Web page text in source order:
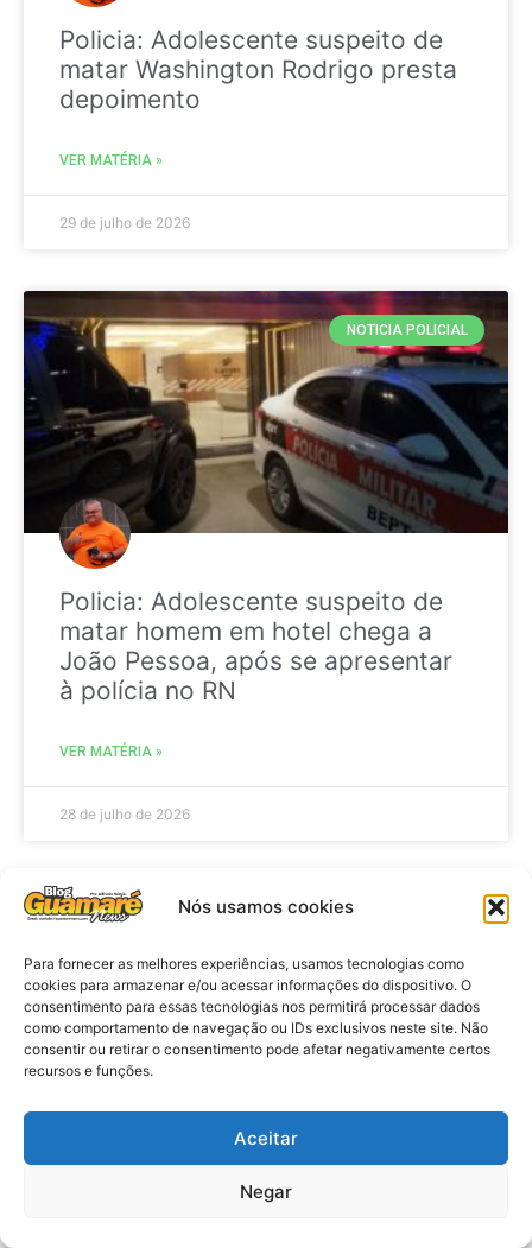
Nós usamos cookies
Para fornecer as melhores experiências, usamos tecnologias como
cookies para armazenar e/ou acessar informações do dispositivo. O
consentimento para essas tecnologias nos permitirá processar dados
como comportamento de navegação ou IDs exclusivos neste site. Não
consentir ou retirar o consentimento pode afetar negativamente certos
recursos e funções.
Aceitar
Negar
Policia: Adolescente suspeito de
matar Washington Rodrigo presta
depoimento
VER MATÉRIA »
29 de julho de 2026
NOTICIA POLICIAL
Policia: Adolescente suspeito de
matar homem em hotel chega a
João Pessoa, após se apresentar
à polícia no RN
VER MATÉRIA »
28 de julho de 2026
Eleições 2026: procuradores e